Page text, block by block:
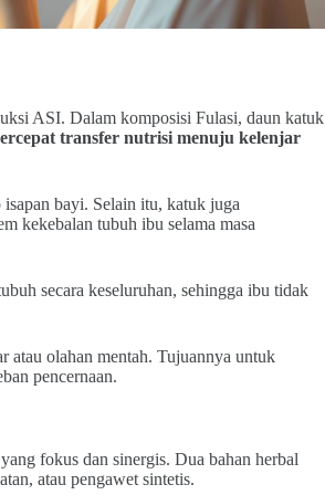
ASI. Dalam komposisi Fulasi, daun katuk
transfer nutrisi menuju kelenjar
bayi. Selain itu, katuk juga
kekebalan tubuh ibu selama masa
secara keseluruhan, sehingga ibu tidak
atau olahan mentah. Tujuannya untuk
pencernaan.
fokus dan sinergis. Dua bahan herbal
atau pengawet sintetis.